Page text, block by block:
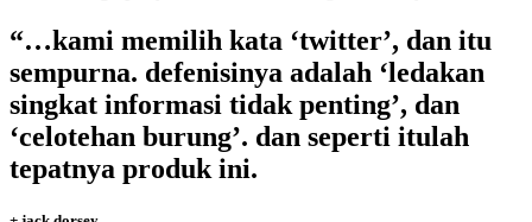
“…kami memilih kata ‘twitter’, dan itu
sempurna. defenisinya adalah ‘ledakan
singkat informasi tidak penting’, dan
‘celotehan burung’. dan seperti itulah
tepatnya produk ini.